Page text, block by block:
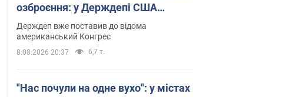
озброєння: у Держдепі США
оприлюднили список
Держдеп вже поставив до відома
американський Конгрес
8.08.2026 20:37 6,7 т.
"Нас почули на одне вухо": у містах